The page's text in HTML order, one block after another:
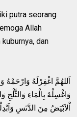
putra seorang
Allah
dan
اَللهُمَّ اغْفِرْلَهُ
وَاغْسِلْهُ بِالْمَاءِ وَالثَّلْجِ
اْلاَبْيَضُ مِنَ الدَّنَسِ